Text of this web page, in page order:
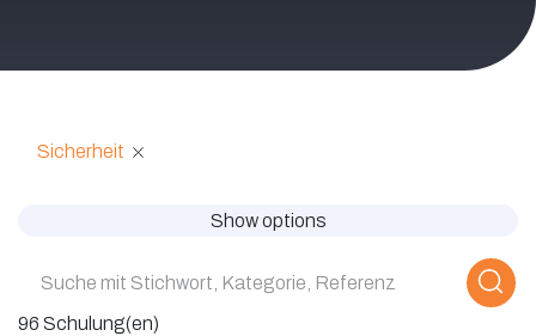
Sicherheit
Show options
96 Schulung(en)